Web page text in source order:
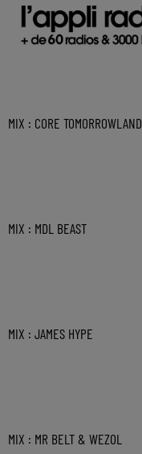
MIX : CORE TOMORROWLAND
MIX : MDL BEAST
MIX : JAMES HYPE
MIX : MR BELT & WEZOL